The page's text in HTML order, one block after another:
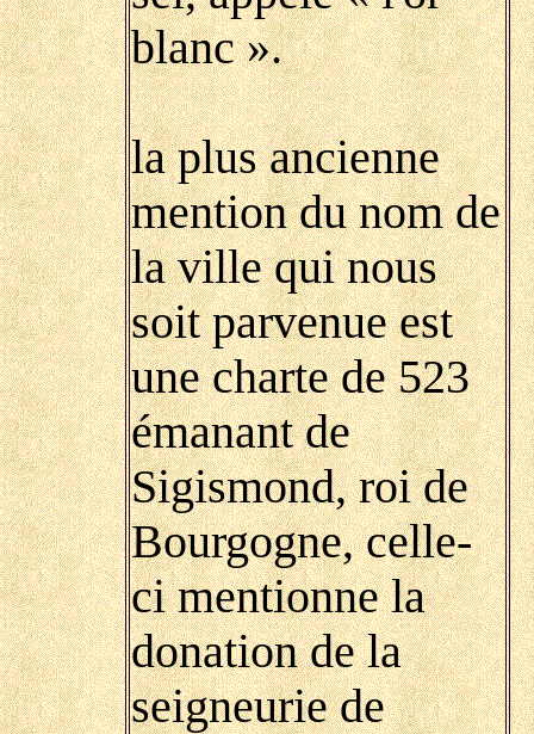
blanc ».
la plus ancienne
mention du nom de
la ville qui nous
soit parvenue est
une charte de 523
émanant de
Sigismond, roi de
Bourgogne, celle-
ci mentionne la
donation de la
seigneurie de